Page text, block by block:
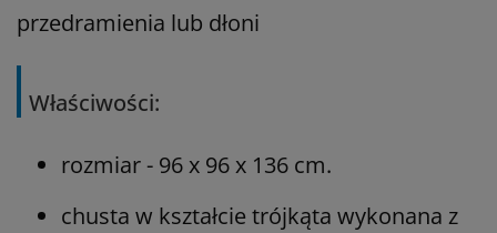
przedramienia lub dłoni
Właściwości:
rozmiar - 96 x 96 x 136 cm.
chusta w kształcie trójkąta wykonana z